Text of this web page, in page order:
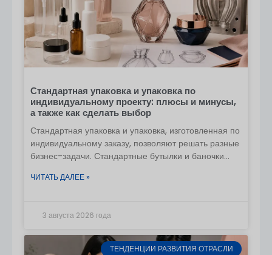
Стандартная упаковка и упаковка по
индивидуальному проекту: плюсы и минусы,
а также как сделать выбор
Стандартная упаковка и упаковка, изготовленная по
индивидуальному заказу, позволяют решать разные
бизнес-задачи. Стандартные бутылки и баночки
сэкономить средства и оценить спрос.
ЧИТАТЬ ДАЛЕЕ »
3 августа 2026 года
ТЕНДЕНЦИИ РАЗВИТИЯ ОТРАСЛИ